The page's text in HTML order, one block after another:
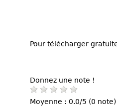
Pour télécharger
Donnez une note !
Moyenne : 0.0/5 (0 note)